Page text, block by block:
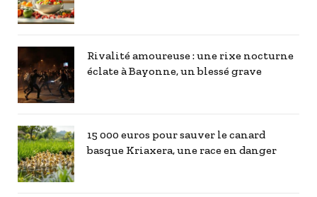
Rivalité amoureuse : une rixe nocturne
éclate à Bayonne, un blessé grave
15 000 euros pour sauver le canard
basque Kriaxera, une race en danger